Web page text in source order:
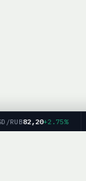
82,20+2.75%